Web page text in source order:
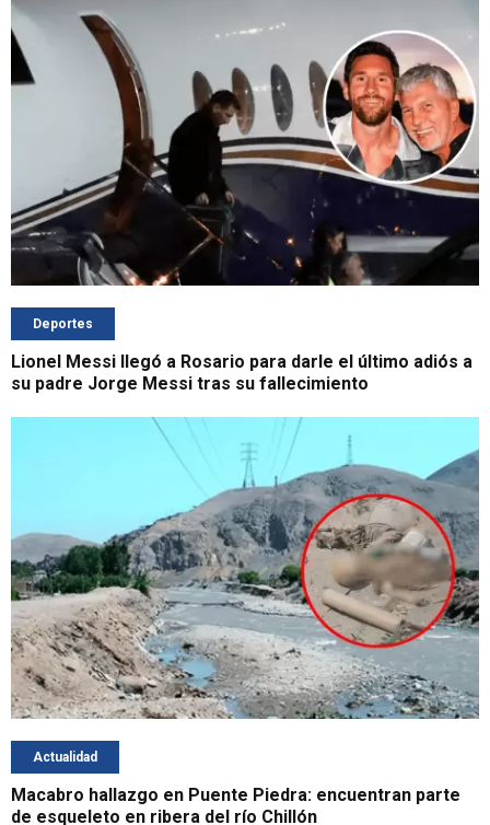
Deportes
Lionel Messi llegó a Rosario para darle el último adiós a
su padre Jorge Messi tras su fallecimiento
Actualidad
Macabro hallazgo en Puente Piedra: encuentran parte
de esqueleto en ribera del río Chillón